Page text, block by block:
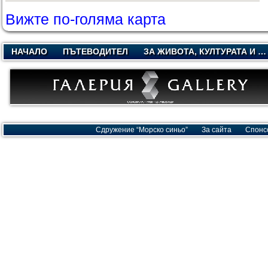
Вижте по-голяма карта
НАЧАЛО ПЪТЕВОДИТЕЛ ЗА ЖИВОТА, КУЛТУРАТА И …
Сдружение “Морско синьо” За сайта